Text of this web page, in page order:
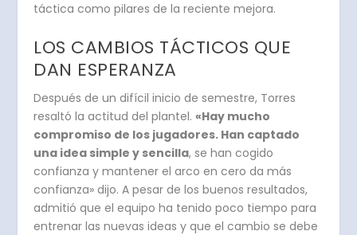
táctica como pilares de la reciente mejora.
LOS CAMBIOS TÁCTICOS QUE
DAN ESPERANZA
Después de un difícil inicio de semestre, Torres
resaltó la actitud del plantel.«Hay mucho
compromiso de los jugadores. Han captado
una idea simple y sencilla, se han cogido
confianza y mantener el arco en cero da más
confianza» dijo. A pesar de los buenos resultados,
admitió que el equipo ha tenido poco tiempo para
entrenar las nuevas ideas y que el cambio se debe